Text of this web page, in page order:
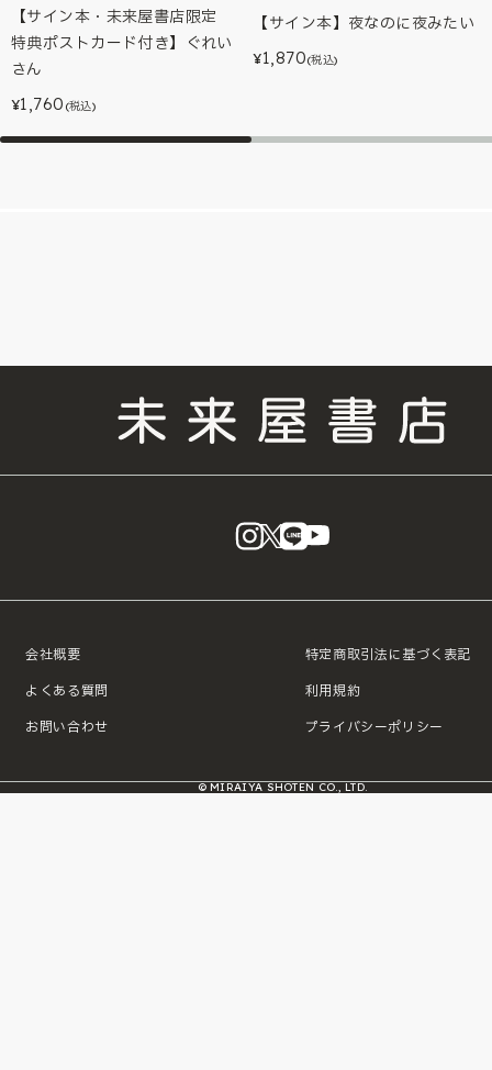
【サイン本・未来屋書店限定
特典ポストカード付き】ぐれい
さん
¥1,760 (税込)
【サイン本】夜なのに夜みたい
¥1,870(税込)
instagram
X LINE
会社概要
よくある質問
お問い合わせ
特定商取引法に基づく表記
利用規約
プライバシーポリシー
© MIRAIYA SHOTEN CO., LTD.